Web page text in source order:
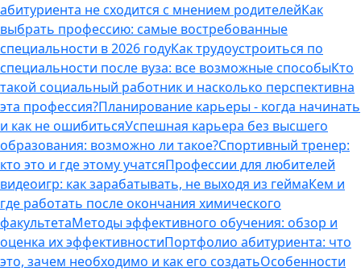
абитуриента не сходится с мнением родителейКак
выбрать профессию: самые востребованные
специальности в 2026 годуКак трудоустроиться по
специальности после вуза: все возможные способыКто
такой социальный работник и насколько перспективна
эта профессия?Планирование карьеры - когда начинать
и как не ошибитьсяУспешная карьера без высшего
образования: возможно ли такое?Спортивный тренер:
кто это и где этому учатсяПрофессии для любителей
видеоигр: как зарабатывать, не выходя из геймаКем и
где работать после окончания химического
факультетаМетоды эффективного обучения: обзор и
оценка их эффективностиПортфолио абитуриента: что
это, зачем необходимо и как его создатьОсобенности